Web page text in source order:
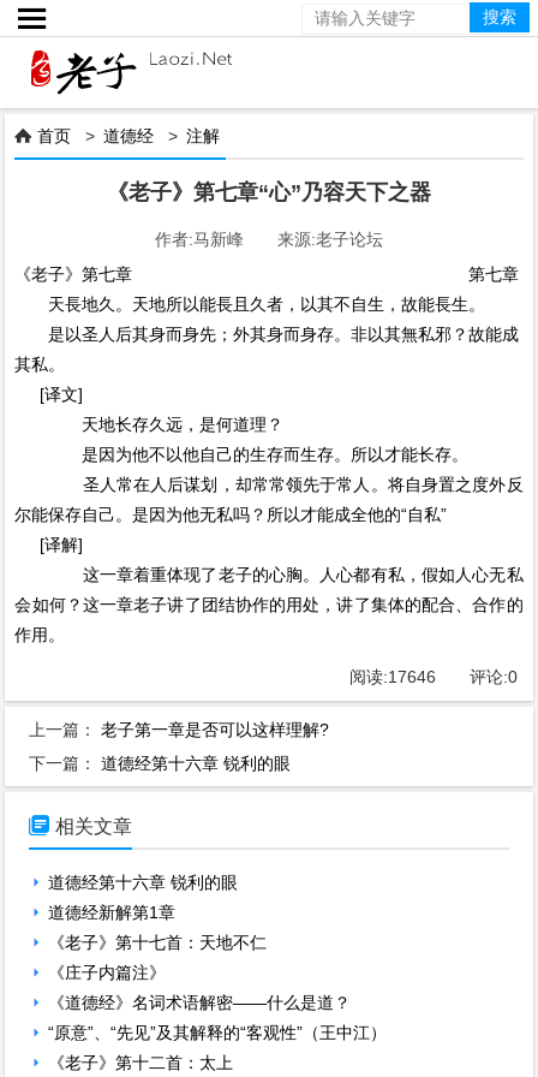

 首页 >道德经 >注解
《老子》第七章“心”乃容天下之器
作者:马新峰 来源:老子论坛
《老子》第七章 第七章
天長地久。天地所以能長且久者，以其不自生，故能長生。
是以圣人后其身而身先；外其身而身存。非以其無私邪？故能成
其私。
[译文]
天地长存久远，是何道理？
是因为他不以他自己的生存而生存。所以才能长存。
圣人常在人后谋划，却常常领先于常人。将自身置之度外反
尔能保存自己。是因为他无私吗？所以才能成全他的“自私”
[译解]
这一章着重体现了老子的心胸。人心都有私，假如人心无私
会如何？这一章老子讲了团结协作的用处，讲了集体的配合、合作的
作用。
阅读:17646 评论:0
上一篇：老子第一章是否可以这样理解?
下一篇：道德经第十六章 锐利的眼
 相关文章
道德经第十六章 锐利的眼
道德经新解第1章
《老子》第十七首：天地不仁
《庄子内篇注》
《道德经》名词术语解密——什么是道？
“原意”、“先见”及其解释的“客观性”（王中江）
《老子》第十二首：太上